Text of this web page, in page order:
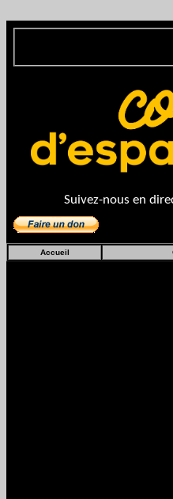
Suivez-nous en
Accueil